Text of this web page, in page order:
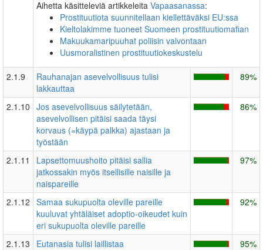
Aihetta käsitteleviä artikkeleita Vapaasanassa:
Prostituutiota suunnitellaan kiellettäväksi EU:ssa
Kieltolakimme tuoneet Suomeen prostituutiomafian
Makuukamaripuuhat poliisin valvontaan
Uusmoralistinen prostituutiokeskustelu
2.1.9
Rauhanajan asevelvollisuus tulisi
lakkauttaa
89%
2.1.10 Jos asevelvollisuus säilytetään,
asevelvollisen pitäisi saada täysi
korvaus (=käypä palkka) ajastaan ja
työstään
86%
2.1.11
Lapsettomuushoito pitäisi sallia
jatkossakin myös itsellisille naisille ja
naispareille
97%
2.1.12 Samaa sukupuolta oleville pareille
kuuluvat yhtäläiset adoptio-oikeudet kuin
eri sukupuolta oleville pareille
92%
2.1.13 Eutanasia tulisi laillistaa
95%